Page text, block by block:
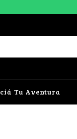
Tu Aventura